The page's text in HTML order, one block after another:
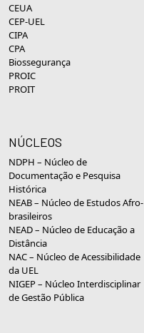
CEUA
CEP-UEL
CIPA
CPA
Biossegurança
PROIC
PROIT
NÚCLEOS
NDPH – Núcleo de
Documentação e Pesquisa
Histórica
NEAB – Núcleo de Estudos Afro-
brasileiros
NEAD – Núcleo de Educação a
Distância
NAC – Núcleo de Acessibilidade
da UEL
NIGEP – Núcleo Interdisciplinar
de Gestão Pública